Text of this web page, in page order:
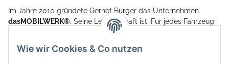
Im Jahre 2010 gründete Gernot Burger das Unternehmen
dasMOBILWERK®. Seine Leidenschaft ist: Für jedes Fahrzeug
ein Car Cover anzubieten - passgenau und individuell.
weitere Produkte, wie Reifenschuhe, Hardtopständer hinzu.
Wie wir Cookies & Co nutzen